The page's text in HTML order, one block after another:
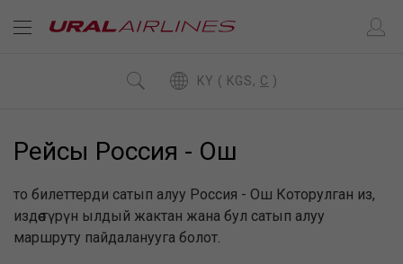
KY ( KGS, C )
Рейсы Россия - Ош
то билеттерди сатып алуу Россия - Ош Которулган из,
издөө түрүн ылдый жактан жана бул сатып алуу
маршруту пайдаланууга болот.